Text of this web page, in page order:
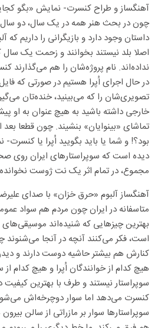
آهنگساز و طراح کنسرت- نمایش «بگو
چون در بحث هنر همه در یک سال، دو سال
داستان وجود دارد و بازیگرانی را داریم
اصلا بلد نیستند بخوانند و زحمت یک
نداده‌اند. نام پروژه‌شان را هم می‌گذارند
در حال اجرای اُپرا هستیم در صورتی که
تصویری‌شان را که می‌بینید، خنده‌تان
خارجی داشته باشید به هیچ عنوان به او
تماشای «بینوایان» بنشیند. چون قطعا
بود؟! و شما یا باید بگویید اُپرا یا کنسرت-
دیده است که سوپراستارهای ایران روی
مجموع، در تمام اثر یک نت ژوست
آهنگساز آلبوم «حرق خزان» با صدای
متاسفانه در ایران چون مردم هم سواد
بهترین چیزهایی که شنیده‌اند
است، فکر می‌کنند آنچه در آنجا
کنارش هم بیشتر حاشیه دوست دارند و
هیچ کدام از خوانندگان اُپرا و هیچ کدام
سوپراستار نیستند و طرف با بهترین
کنسرت می‌دهد اما سوار دوچرخه‌اش
سوپراستارها سوار بر مازراتی از سالن